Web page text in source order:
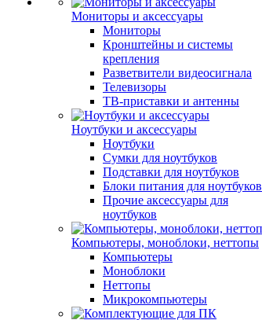
Мониторы и аксессуары
Мониторы
Кронштейны и системы
крепления
Разветвители видеосигнала
Телевизоры
ТВ-приставки и антенны
Ноутбуки и аксессуары
Ноутбуки
Сумки для ноутбуков
Подставки для ноутбуков
Блоки питания для ноутбуков
Прочие аксессуары для
ноутбуков
Компьютеры, моноблоки, неттопы
Компьютеры
Моноблоки
Неттопы
Микрокомпьютеры